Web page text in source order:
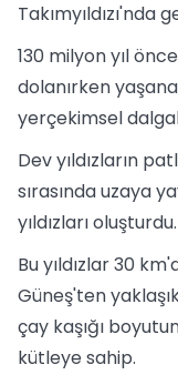
Takımyıldızı'nda
130 milyon yıl
dolanırken
yerçekimsel
Dev yıldızların
sırasında uzaya
yıldızları oluşturdu.
Bu yıldızlar 30
Güneş'ten
çay kaşığı
kütleye sahip.